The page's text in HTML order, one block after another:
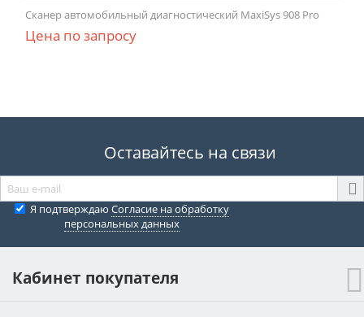
Сканер автомобильный диагностический MaxiSys 908 Pro
Цена по запросу
Оставайтесь на связи
Я подтверждаю Согласие на обработку
персональных данных
Кабинет покупателя